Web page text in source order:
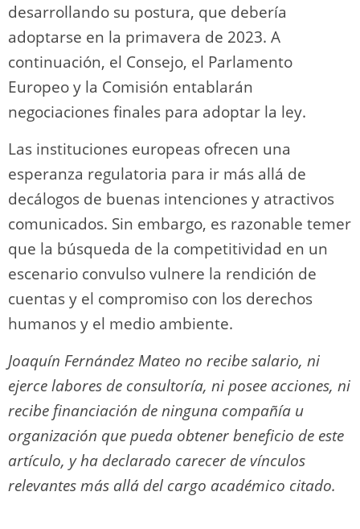
desarrollando su postura, que debería
adoptarse en la primavera de 2023. A
continuación, el Consejo, el Parlamento
Europeo y la Comisión entablarán
negociaciones finales para adoptar la ley.
Las instituciones europeas ofrecen una
esperanza regulatoria para ir más allá de
decálogos de buenas intenciones y atractivos
comunicados. Sin embargo, es razonable temer
que la búsqueda de la competitividad en un
escenario convulso vulnere la rendición de
cuentas y el compromiso con los derechos
humanos y el medio ambiente.
Joaquín Fernández Mateo no recibe salario, ni
ejerce labores de consultoría, ni posee acciones, ni
recibe financiación de ninguna compañía u
organización que pueda obtener beneficio de este
artículo, y ha declarado carecer de vínculos
relevantes más allá del cargo académico citado.